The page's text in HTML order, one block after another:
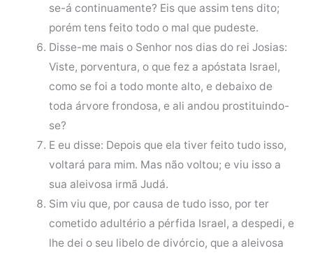
se-á continuamente? Eis que assim tens dito;
porém tens feito todo o mal que pudeste.
Disse-me mais o Senhor nos dias do rei Josias:
Viste, porventura, o que fez a apóstata Israel,
como se foi a todo monte alto, e debaixo de
toda árvore frondosa, e ali andou prostituindo-
se?
E eu disse: Depois que ela tiver feito tudo isso,
voltará para mim. Mas não voltou; e viu isso a
sua aleivosa irmã Judá.
Sim viu que, por causa de tudo isso, por ter
cometido adultério a pérfida Israel, a despedi, e
lhe dei o seu libelo de divórcio, que a aleivosa